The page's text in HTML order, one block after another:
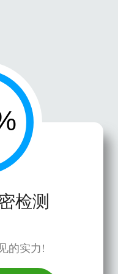
检测
的实力!